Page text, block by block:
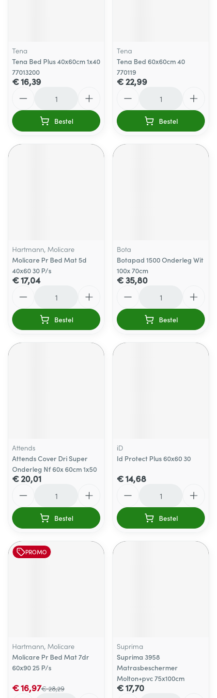
Tena
Tena Bed Plus 40x60cm 1x40
77013200
€ 16,39
Bestel
Tena
Tena Bed 60x60cm 40
770119
€ 22,99
Bestel
Hartmann, Molicare
Molicare Pr Bed Mat 5d
40x60 30 P/s
€ 17,04
Bestel
Bota
Botapad 1500 Onderleg Wit
100x 70cm
€ 35,80
Bestel
Attends
Attends Cover Dri Super
Onderleg Nf 60x 60cm 1x50
€ 20,01
Bestel
iD
Id Protect Plus 60x60 30
€ 14,68
Bestel
PROMO
Hartmann, Molicare
Molicare Pr Bed Mat 7dr
60x90 25 P/s
€ 28,29
€ 16,97
Suprima
Suprima 3958
Matrasbeschermer
Molton+pvc 75x100cm
€ 17,70